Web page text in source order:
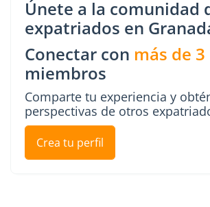
Únete a la comunidad
expatriados en
Conectar con más de
miembros
Comparte tu experiencia y
perspectivas de otros
Crea tu perfil